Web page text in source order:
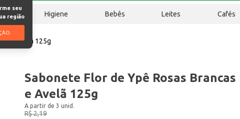
seu
região
Higiene Bebês Leites Cafés
e Avelã 125g
Sabonete Flor de Ypê Rosas Brancas
e Avelã 125g
A partir de 3 unid.
R$ 2,19